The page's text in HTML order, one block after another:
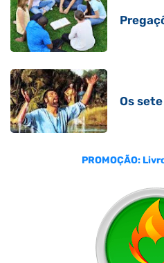
Os
PROMOÇÃO: